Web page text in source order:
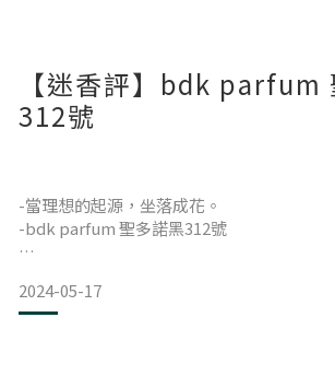
這些關於夏的連結，
已如成癮般，
沒有就彷彿缺失了什麼，
那麼不妨透
人，在萬物宇宙中，
輕如螻
心與愛，
像不斷的樞紐般聯繫在一起，
如同邱比特刺穿心臟，
所衍生的氣味，
又會是如何？
或許，
是將浪漫、激情等情感，
【迷香評】bdk parfum
312號
-當理想的起源，坐落成花。
-bdk parfum 聖多諾黑312號
醞釀著想法、開始付諸實踐，
這個過程，
2024-05-17